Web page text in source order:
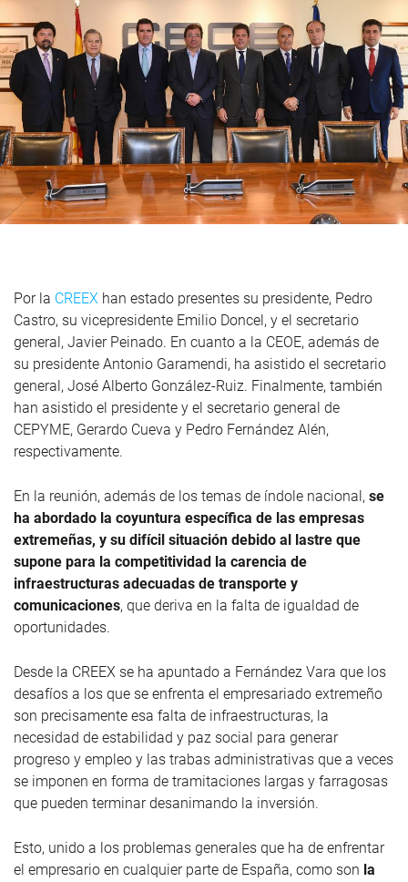
Por la CREEX han estado presentes su presidente, Pedro
Castro, su vicepresidente Emilio Doncel, y el secretario
general, Javier Peinado. En cuanto a la CEOE, además de
su presidente Antonio Garamendi, ha asistido el secretario
general, José Alberto González-Ruiz. Finalmente, también
han asistido el presidente y el secretario general de
CEPYME, Gerardo Cueva y Pedro Fernández Alén,
respectivamente.
En la reunión, además de los temas de índole nacional, se
ha abordado la coyuntura específica de las empresas
extremeñas, y su difícil situación debido al lastre que
supone para la competitividad la carencia de
infraestructuras adecuadas de transporte y
comunicaciones, que deriva en la falta de igualdad de
oportunidades.
Desde la CREEX se ha apuntado a Fernández Vara que los
desafíos a los que se enfrenta el empresariado extremeño
son precisamente esa falta de infraestructuras, la
necesidad de estabilidad y paz social para generar
progreso y empleo y las trabas administrativas que a veces
se imponen en forma de tramitaciones largas y farragosas
que pueden terminar desanimando la inversión.
Esto, unido a los problemas generales que ha de enfrentar
el empresario en cualquier parte de España, como son la